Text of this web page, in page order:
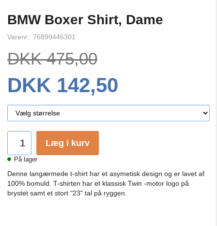
BMW Boxer Shirt, Dame
Varenr.: 76899446301
DKK 475,00
DKK 142,50
Læg i kurv
På lager
Denne langærmede t-shirt har et asymetisk design og er lavet af
100% bomuld. T-shirten har et klassisk Twin -motor logo på
brystet samt et stort "23" tal på ryggen.